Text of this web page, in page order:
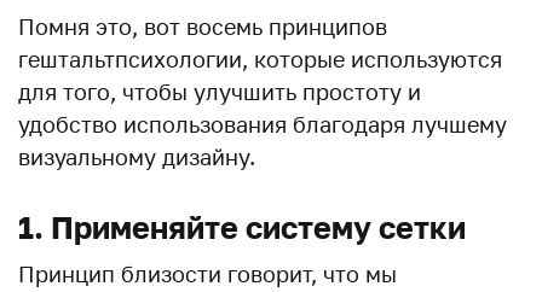
Помня это, вот восемь принципов
гештальтпсихологии, которые используются
для того, чтобы улучшить простоту и
удобство использования благодаря лучшему
визуальному дизайну.
1. Применяйте систему сетки
Принцип близости говорит, что мы